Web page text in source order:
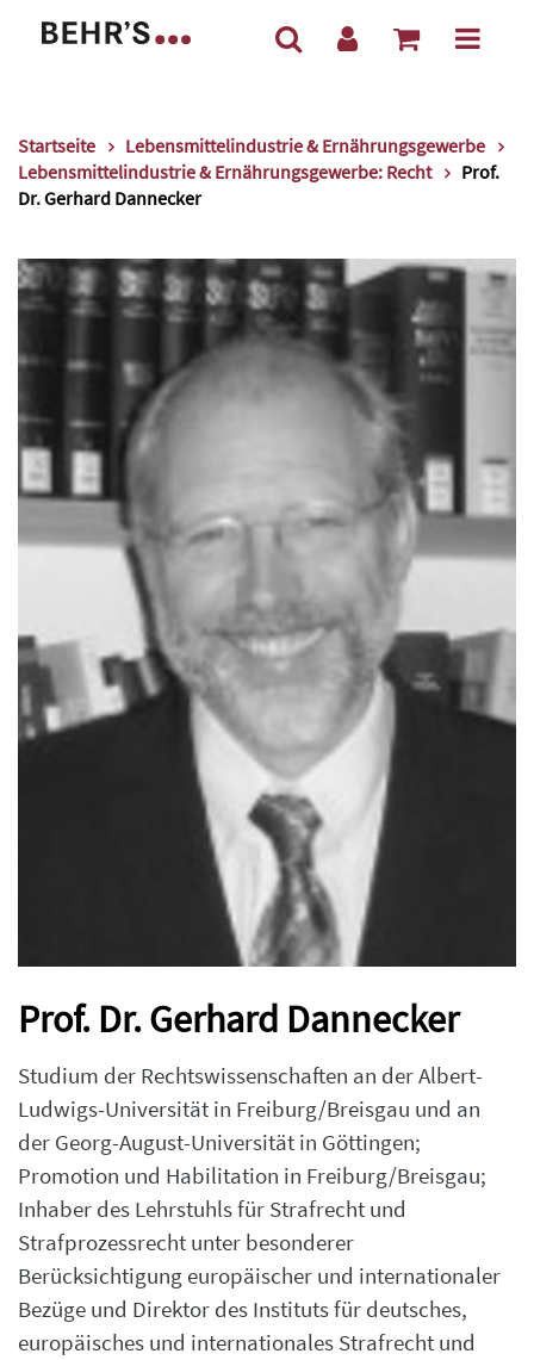
Startseite
Lebensmittelindustrie & Ernährungsgewerbe
Lebensmittelindustrie & Ernährungsgewerbe: Recht
Prof.
Dr. Gerhard Dannecker
Prof. Dr. Gerhard Dannecker
Studium der Rechtswissenschaften an der Albert-
Ludwigs-Universität in Freiburg/Breisgau und an
der Georg-August-Universität in Göttingen;
Promotion und Habilitation in Freiburg/Breisgau;
Inhaber des Lehrstuhls für Strafrecht und
Strafprozessrecht unter besonderer
Berücksichtigung europäischer und internationaler
Bezüge und Direktor des Instituts für deutsches,
europäisches und internationales Strafrecht und